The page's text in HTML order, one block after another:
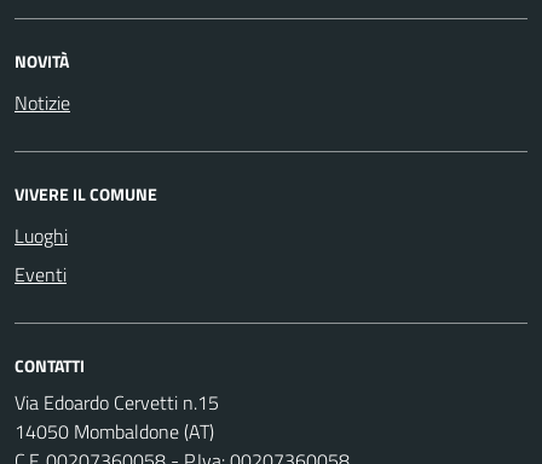
NOVITÀ
Notizie
VIVERE IL COMUNE
Luoghi
Eventi
CONTATTI
Via Edoardo Cervetti n.15
14050 Mombaldone (AT)